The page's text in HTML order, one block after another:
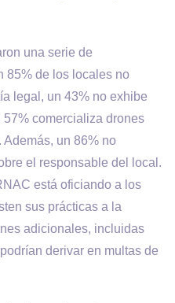
una serie de
85% de los locales no
legal, un 43% no exhibe
comercializa drones
un 86% no
el responsable del local.
está oficiando a los
sus prácticas a la
adicionales, incluidas
derivar en multas de